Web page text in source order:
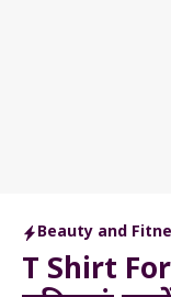
Beauty and
T Shirt